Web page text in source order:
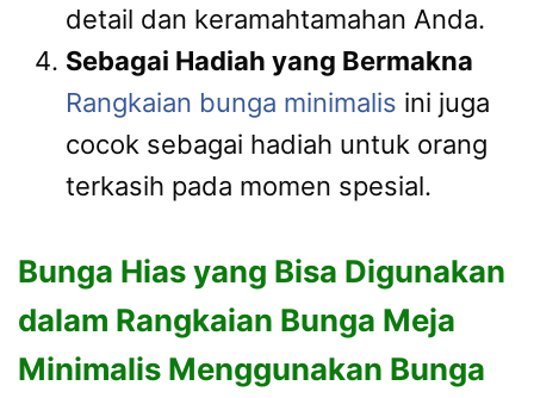
detail dan keramahtamahan Anda.
Sebagai Hadiah yang Bermakna
Rangkaian bunga minimalis ini juga
cocok sebagai hadiah untuk orang
terkasih pada momen spesial.
Bunga Hias yang Bisa Digunakan
dalam Rangkaian Bunga Meja
Minimalis Menggunakan Bunga